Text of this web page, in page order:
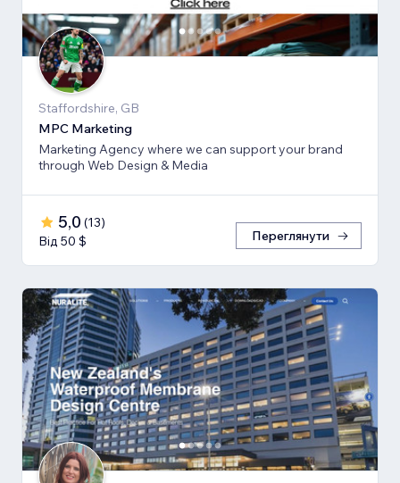
Staffordshire, GB
MPC Marketing
Marketing Agency where we can support your brand
through Web Design & Media
5,0 (13)
Від 50 $
Переглянути